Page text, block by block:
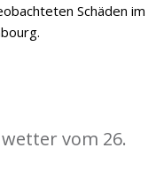
Schäden im
vom 26.